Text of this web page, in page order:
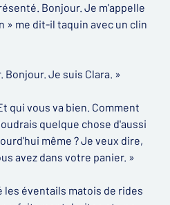
Bonjour. Je m'appelle
» me dit-il taquin avec un clin
Je suis Clara. »
qui vous va bien. Comment
quelque chose d'aussi
même ? Je veux dire,
avez dans votre panier. »
les éventails matois de rides